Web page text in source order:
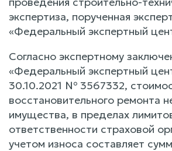
экспертиза, порученная
«Федеральный экспертный
Согласно экспертному
«Федеральный экспертный
30.10.2021 № 3567332,
восстановительного ремонта
имущества, в пределах
ответственности страховой
учетом износа составляет